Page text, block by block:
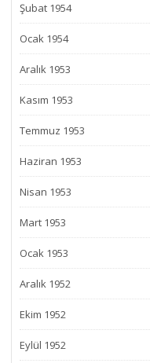
Şubat 1954
Ocak 1954
Aralık 1953
Kasım 1953
Temmuz 1953
Haziran 1953
Nisan 1953
Mart 1953
Ocak 1953
Aralık 1952
Ekim 1952
Eylül 1952